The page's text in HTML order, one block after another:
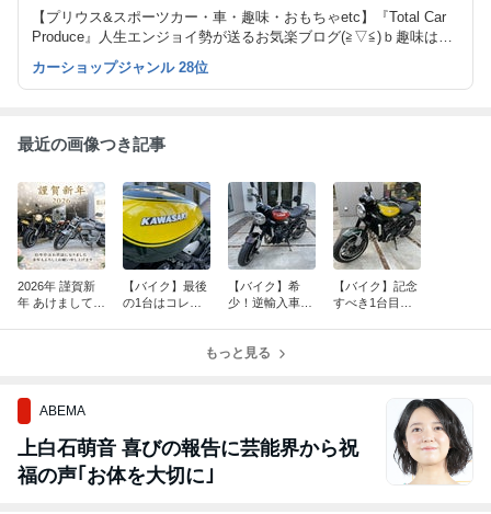
【プリウス&スポーツカー・車・趣味・おもちゃetc】『Total Car
Produce』人生エンジョイ勢が送るお気楽ブログ(≧▽≦)ｂ趣味は人
生を楽しくする！！（ジャンルに囚われないブログ展開と成りま
す。）
カーショップジャンル 28位
最近の画像つき記事
2026年 謹賀新
年 あけましてお
【バイク】最後
の1台はコレ
【バイク】希
少！逆輸入車！
玉カラー！【在
【バイク】記念
すべき1台目の
もっと見る
ABEMA
上白石萌音 喜びの報告に芸能界から祝
福の声｢お体を大切に｣